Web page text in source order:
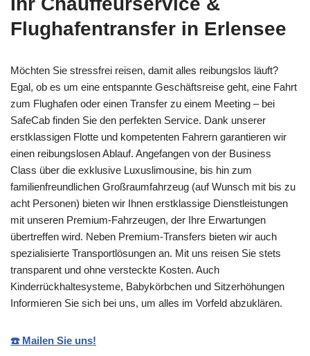
Flughafentransfer in Erlensee
Möchten Sie stressfrei reisen, damit alles reibungslos läuft?
Egal, ob es um eine entspannte Geschäftsreise geht, eine Fahrt
zum Flughafen oder einen Transfer zu einem Meeting – bei
SafeCab finden Sie den perfekten Service. Dank unserer
erstklassigen Flotte und kompetenten Fahrern garantieren wir
einen reibungslosen Ablauf. Angefangen von der Business
Class über die exklusive Luxuslimousine, bis hin zum
familienfreundlichen Großraumfahrzeug (auf Wunsch mit bis zu
acht Personen) bieten wir Ihnen erstklassige Dienstleistungen
mit unseren Premium-Fahrzeugen, der Ihre Erwartungen
übertreffen wird. Neben Premium-Transfers bieten wir auch
spezialisierte Transportlösungen an. Mit uns reisen Sie stets
transparent und ohne versteckte Kosten. Auch
Kinderrückhaltesysteme, Babykörbchen und Sitzerhöhungen
Informieren Sie sich bei uns, um alles im Vorfeld abzuklären.
☎️ Mailen Sie uns!